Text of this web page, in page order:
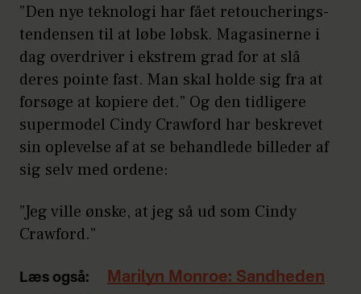
”Den nye teknologi har fået retoucherings-
tendensen til at løbe løbsk. Magasinerne i
dag overdriver i ekstrem grad for at slå
deres pointe fast. Man skal holde sig fra at
forsøge at kopiere det.” Og den tidligere
supermodel Cindy Crawford har beskrevet
sin oplevelse af at se behandlede billeder af
sig selv med ordene:
”Jeg ville ønske, at jeg så ud som Cindy
Crawford.”
Læs også:
Marilyn Monroe: Sandheden